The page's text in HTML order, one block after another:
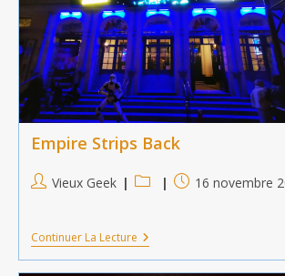
Empire Strips Back
Auteur/autrice
publication :
Vieux Geek
Post
Publication
16 novembre
Continuer La LectureEmpire
Strips
Back